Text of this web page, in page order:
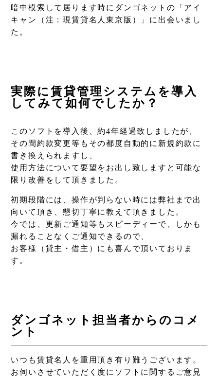
暗中模索して居ります時にダンゴネットの「アイ
キャン（注：現賃貸名人東京版）」に出会いまし
た。
実際に賃貸管理システムを導入
してみて如何でしたか？
このソフトを導入後、約4年経過致しましたが、
その間約款変更等もその都度自動的に新規約款に
書き換えられますし、
使用方法について要望をお出し致しますと可能な
限り改善をして頂きました。
初期段階には、操作が判らない時には弊社まで出
向いて頂き、懇切丁寧に教えて頂きました。
今では、更新ご通知等もスピーディーで、しかも
漏れることなくご通知できるので、
お客様（貸主・借主）にも喜んで頂いておりま
す。
ダンゴネット担当者からのコメ
ント
いつも賃貸名人を重用頂き有り難うございます。
お伺いさせていただく度にソフトに関するご意見